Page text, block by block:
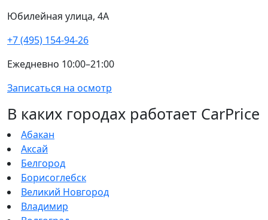
Юбилейная улица, 4А
+7 (495) 154-94-26
Ежедневно 10:00–21:00
Записаться на осмотр
В каких городах работает CarPrice
Абакан
Аксай
Белгород
Борисоглебск
Великий Новгород
Владимир